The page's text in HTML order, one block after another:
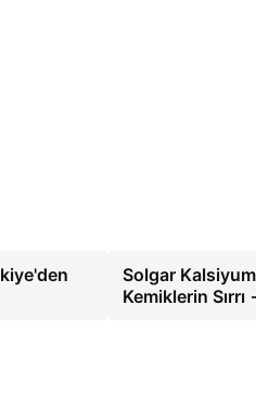
Solgar
Kemiklerin Sırrı